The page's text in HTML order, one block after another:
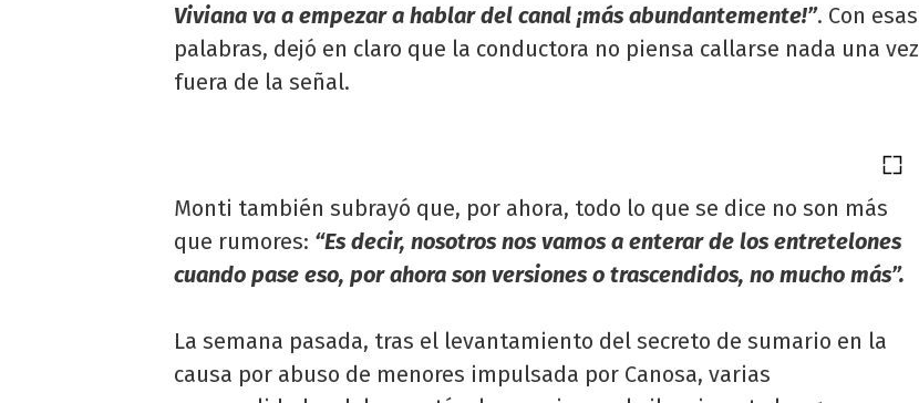
Viviana va a empezar a hablar del canal ¡más abundantemente!”. Con esas
palabras, dejó en claro que la conductora no piensa callarse nada una vez
fuera de la señal.
Monti también subrayó que, por ahora, todo lo que se dice no son más
que rumores: “Es decir, nosotros nos vamos a enterar de los entretelones
cuando pase eso, por ahora son versiones o trascendidos, no mucho más”.
La semana pasada, tras el levantamiento del secreto de sumario en la
causa por abuso de menores impulsada por Canosa, varias